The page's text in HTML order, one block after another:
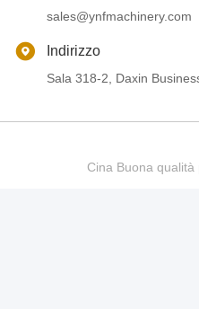
sales@ynfmachinery.com
Indirizzo
Sala 318-2, Daxin
Cina Buona